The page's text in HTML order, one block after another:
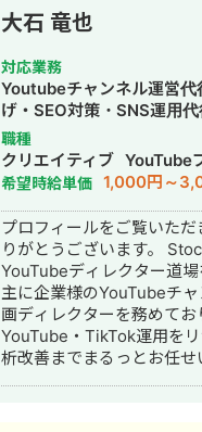
います。 「制約の中で最大の成果を出
す」──これは障害を持つ
践してきたことであり、中
営改善と同じ考え方だと思
す。だからこそ、コスト・
が限られた環境でもリアル
きます。 こんな方にご連絡ください 経
営課題はあるが、何から手
いいかわからない デザイン
談を別々にするのが面倒
質な相談相手が見つからな
抑えつつ、本質的な改善を
に、気を使わず話せる相手
る 対応可能なサービス一覧 Webサイト
制作：ホームページ制作、
相談：課題可視化・図解・
理・戦略立案サポート バナ
告バナー・SNS投稿画像・
500人の動画チームの統括
大石 竜也
対応業務
Youtubeチャンネル運営代
げ・SEO対策・SNS運用
成代行・ライティング・動
画編集・AI活用
職種
クリエイティブ YouTube
希望時給単価 1,000円～
プロフィールをご覧いただ
りがとうございます。 StockSun
YouTubeディレクター道場
主に企業様のYouTubeチ
画ディレクターを務めてお
YouTube・TikTok運用を
析改善までまるっとお任せ